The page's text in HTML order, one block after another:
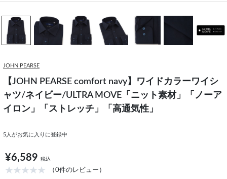
JOHN PEARSE
【JOHN PEARSE comfort navy】ワイドカラーワイシ
ャツ/ネイビー/ULTRA MOVE「ニット素材」「ノーア
イロン」「ストレッチ」「高通気性」
5 人がお気に入りに登録中
¥6,589 税込
（0件のレビュー）